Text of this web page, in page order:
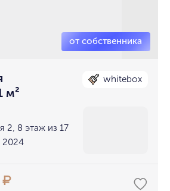
м²
whitebox
2, 8 этаж из 17
2024
₽